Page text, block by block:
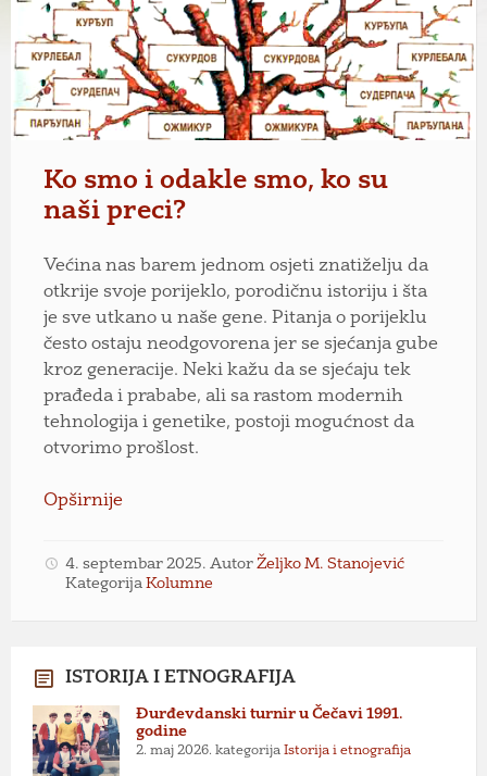
Ko smo i odakle smo, ko su
naši preci?
Većina nas barem jednom osjeti znatiželju da
otkrije svoje porijeklo, porodičnu istoriju i šta
je sve utkano u naše gene. Pitanja o porijeklu
često ostaju neodgovorena jer se sjećanja gube
kroz generacije. Neki kažu da se sjećaju tek
prađeda i prababe, ali sa rastom modernih
tehnologija i genetike, postoji mogućnost da
otvorimo prošlost.
Opširnije
4. septembar 2025. Autor Željko M. Stanojević
Kategorija Kolumne
ISTORIJA I ETNOGRAFIJA
Đurđevdanski turnir u Čečavi 1991.
godine
2. maj 2026. kategorija Istorija i etnografija